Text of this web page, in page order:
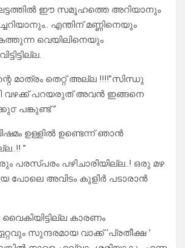
ഈ സമൂഹത്തെ അറിയാനും
എന്തിന് മണ്ണിനെയും
വെയിലിനെയും
മാത്രം തെറ്റ് അല്ല !!!!”സിന്ധു
വഴക്ക് പറയരുത് അവൻ ഇങ്ങനെ
പങ്കുണ്ട് ”
ഉള്ളിൽ ഉണ്ടെന്ന് ഞാൻ
”
പരസ്പരം പഴിചാരിയില്ല..! ഒരു മഴ
പോലെ അവിടം കുളിർ പടാരാൻ
കാരണം
സുന്ദരമായ വാക്ക് ‘പ്രതീക്ഷ ‘